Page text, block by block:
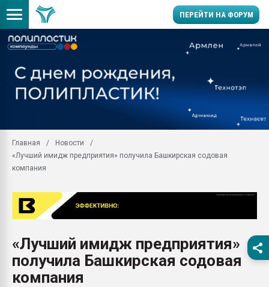
ПЕРЕЙТИ НА ФОРУМ
заводу пластмасс"
первый план в
28.07.2026
ситуацией на
Главная
Новости
«Лучший имидж предприятия» получила Башкирская содовая
компания
«Лучший имидж предприятия»
получила Башкирская содовая
компания